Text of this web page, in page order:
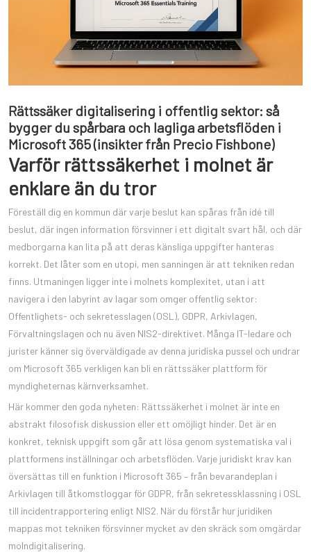
Rättssäker digitalisering i offentlig sektor: så
bygger du spårbara och lagliga arbetsflöden i
Microsoft 365 (insikter från Precio Fishbone)
Varför rättssäkerhet i molnet är
enklare än du tror
Föreställ dig en kommun där varje beslut kan spåras från idé till
beslut, där ingen information försvinner i ett digitalt svart hål, och där
medborgarna kan lita på att deras känsliga uppgifter hanteras
korrekt. Det låter som en utopi, men sanningen är att tekniken redan
finns. Utmaningen ligger inte i molnets komplexitet, utan i att
navigera i den labyrint av lagar som omger offentlig sektor:
Offentlighets- och sekretesslagen (OSL), GDPR, Arkivlagen,
Förvaltningslagen och nu även NIS2-direktivet. Många IT-ledare och
jurister känner sig överväldigade av denna juridiska pussel och undrar
om Microsoft 365 verkligen kan bli en rättssäker plattform för
myndigheternas kärnverksamhet.
Här kommer den goda nyheten: Rättssäkerhet i molnet är inte en
abstrakt filosof­isk diskussion eller ett omöjligt hinder. Det är en
konkret, teknisk uppgift som går att lösa genom systematiska val i
plattformens inställningar och arbetsflöden. Varje juridiskt krav kan
översättas till en funktion i Microsoft 365 – från bevarandeplan i
Arkivlagen till åtkomstloggar för GDPR, från sekretessklassning i OSL
till incidentrapportering enligt NIS2. När du förstår hur juridiken
mappas mot tekniken försvinner mycket av den skräck som omgärdar
molndigitalisering.